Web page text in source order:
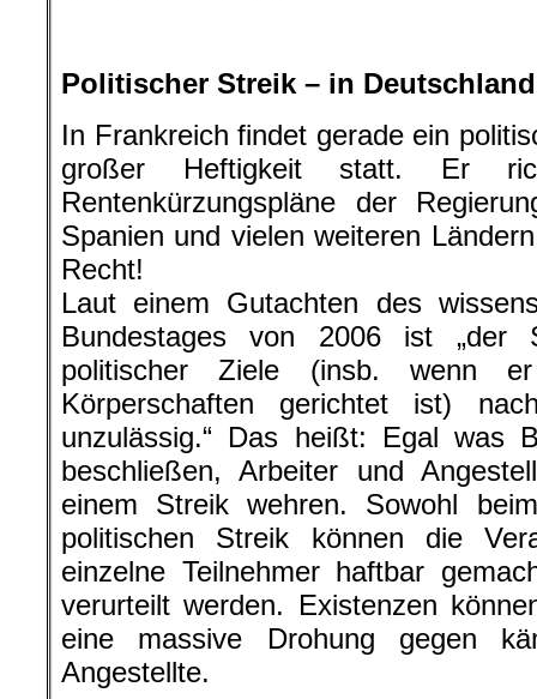
Politischer Streik – in
In Frankreich findet gerade ein
großer Heftigkeit statt. Er
Rentenkürzungspläne der
Spanien und vielen weiteren
Recht!
Laut einem Gutachten des
Bundestages von 2006 ist „der
politischer Ziele (insb. wenn er
Körperschaften gerichtet ist)
unzulässig.“ Das heißt: Egal was
beschließen, Arbeiter und
einem Streik wehren. Sowohl
politischen Streik können die
einzelne Teilnehmer haftbar
verurteilt werden. Existenzen
eine massive Drohung gegen
Angestellte.